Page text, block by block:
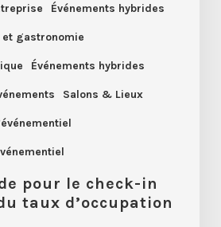
Événements hybrides
et gastronomie
Événements hybrides
Salons & Lieux
pour le check-in
taux d’occupation